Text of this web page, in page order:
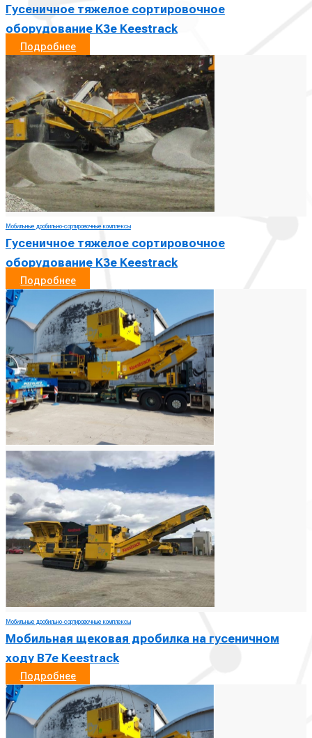
Гусеничное тяжелое сортировочное
оборудование K3e Keestrack
Подробнее
Мобильные дробильно-сортировочные комплексы
Гусеничное тяжелое сортировочное
оборудование K3e Keestrack
Подробнее
Мобильные дробильно-сортировочные комплексы
Мобильная щековая дробилка на гусеничном
ходу B7e Keestrack
Подробнее